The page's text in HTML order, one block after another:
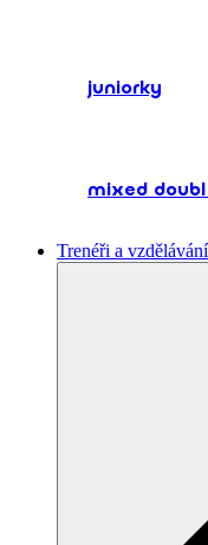
juniorky
mixed
Trenéři a vzdělávání